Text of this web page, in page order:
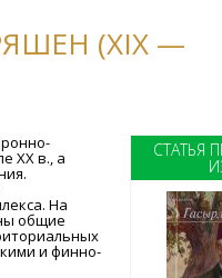
(XIX —
ХХ в., а
На
общие
и финно-
СТАТЬЯ